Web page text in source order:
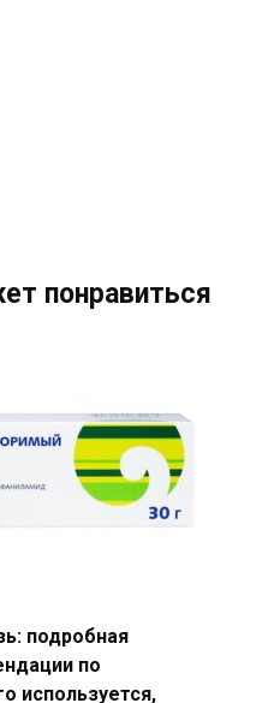
понравиться
подробная
по
используется,